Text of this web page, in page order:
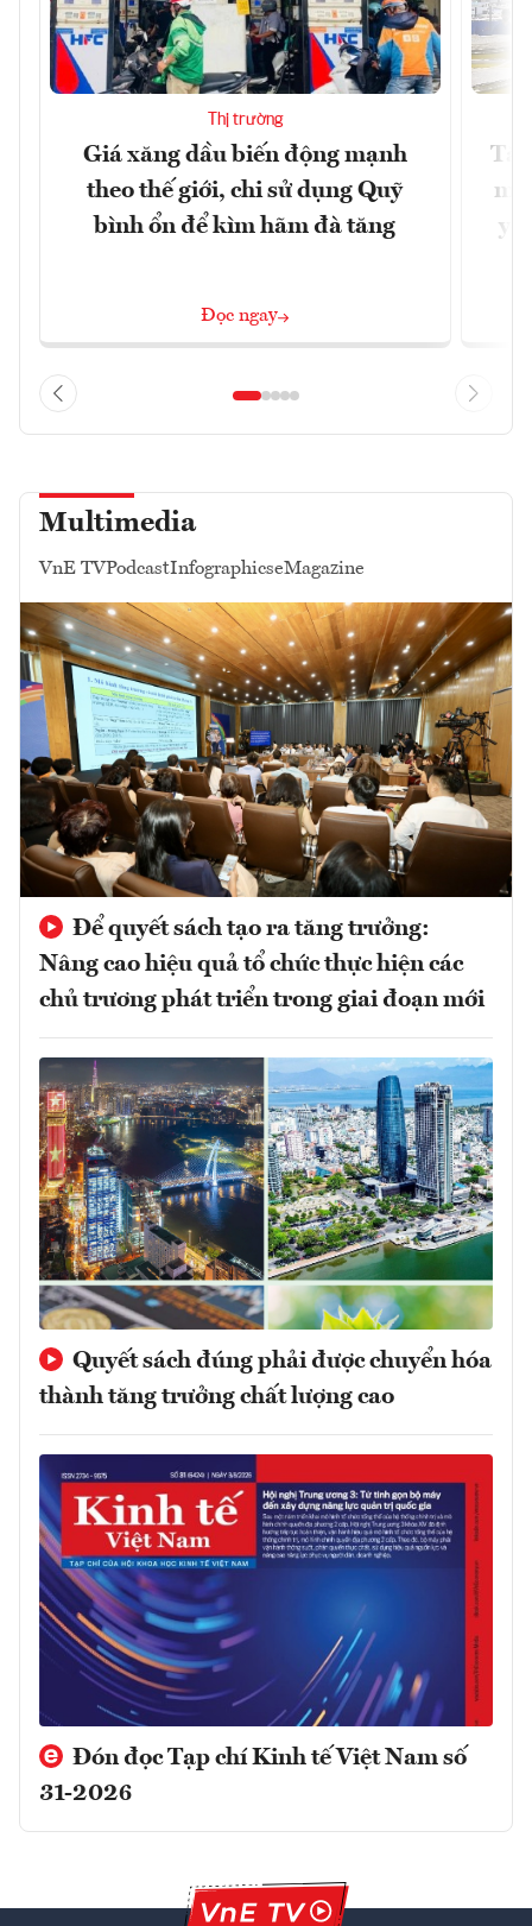
Thị trường
Giá xăng dầu biến động mạnh
theo thế giới, chi sử dụng Quỹ
bình ổn để kìm hãm đà tăng
Đọc ngay
Multimedia
VnE TVPodcastInfographicseMagazine
Để quyết sách tạo ra tăng trưởng:
Nâng cao hiệu quả tổ chức thực hiện các
chủ trương phát triển trong giai đoạn mới
Quyết sách đúng phải được chuyển hóa
thành tăng trưởng chất lượng cao
Đón đọc Tạp chí Kinh tế Việt Nam số
31-2026